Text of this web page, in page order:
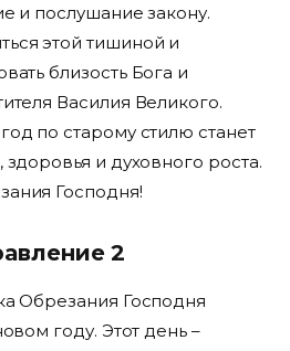
и послушание закону.
этой тишиной и
близость Бога и
Василия Великого.
по старому стилю станет
и духовного роста.
Господня!
2
Обрезания Господня
году. Этот день –